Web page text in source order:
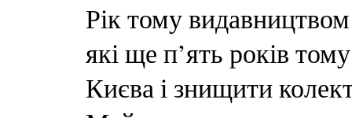
Рік тому
які ще п’ять років
Києва і знищити